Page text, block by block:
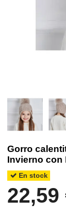
Gorro
Invierno con
En stock
22,59